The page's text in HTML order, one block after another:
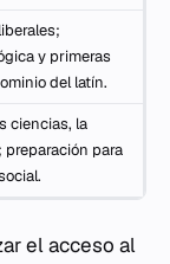
y primeras
del latín.
ciencias, la
para
el acceso al